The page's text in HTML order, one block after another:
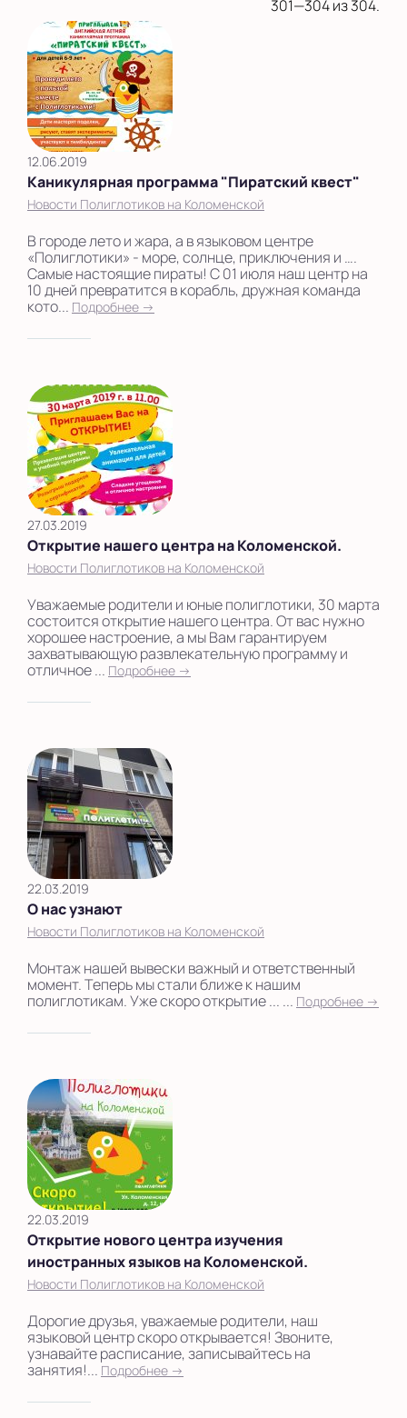
на Домодедовской
на Коломенской
в Московской
области
Выбрать другой город
301—304 из 304.
12.06.2019
Каникулярная программа "Пиратский квест"
Новости Полиглотиков на Коломенской
В городе лето и жара, а в языковом центре
«Полиглотики» - море, солнце, приключения и ….
Самые настоящие пираты! С 01 июля наш центр на
10 дней превратится в корабль, дружная команда
кото... Подробнее →
27.03.2019
Открытие нашего центра на Коломенской.
Новости Полиглотиков на Коломенской
Уважаемые родители и юные полиглотики, 30 марта
состоится открытие нашего центра. От вас нужно
хорошее настроение, а мы Вам гарантируем
захватывающую развлекательную программу и
отличное ... Подробнее →
22.03.2019
О нас узнают
Новости Полиглотиков на Коломенской
Монтаж нашей вывески важный и ответственный
момент. Теперь мы стали ближе к нашим
полиглотикам. Уже скоро открытие ... ... Подробнее →
22.03.2019
Открытие нового центра изучения
иностранных языков на Коломенской.
Новости Полиглотиков на Коломенской
Дорогие друзья, уважаемые родители, наш
языковой центр скоро открывается! Звоните,
узнавайте расписание, записывайтесь на
занятия!... Подробнее →